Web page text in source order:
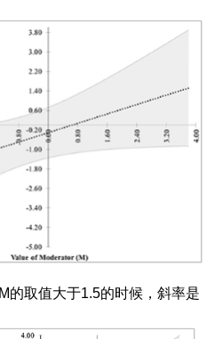
的取值大于1.5的时候，斜率是